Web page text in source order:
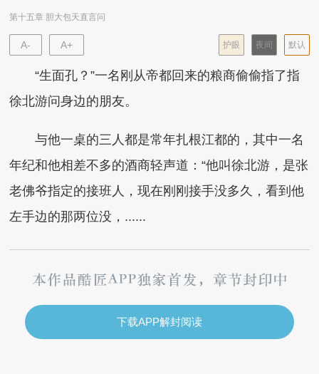
第十五章 胆大包天直言问
A- A+ 默认
夜间
护眼
“生面孔？”一名刚从帝都回来的粮商偷偷指了指
徐北游问身边的朋友。
与他一桌的三人都是常年扎根江都的，其中一名
年纪和他相差不多的酒商轻声道：“他叫徐北游，是张
老佛爷指定的接班人，现在刚刚接手没多久，看到他
左手边的那两位没，......
下载APP解封阅读